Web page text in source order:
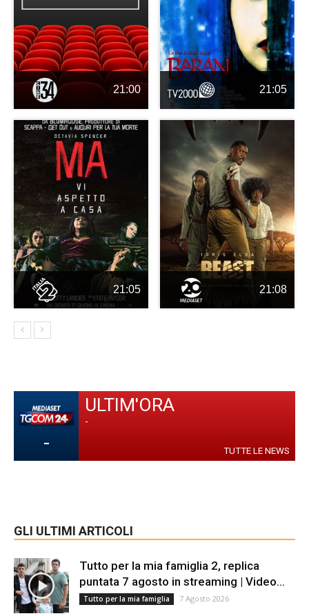
21:00 21:05
21:05 21:08
-
ULTIM'ORA
-
TUTTE LE NEWS
GLI ULTIMI ARTICOLI
Tutto per la mia famiglia 2, replica
puntata 7 agosto in streaming | Video...
Tutto per la mia famiglia 7 Agosto 2026